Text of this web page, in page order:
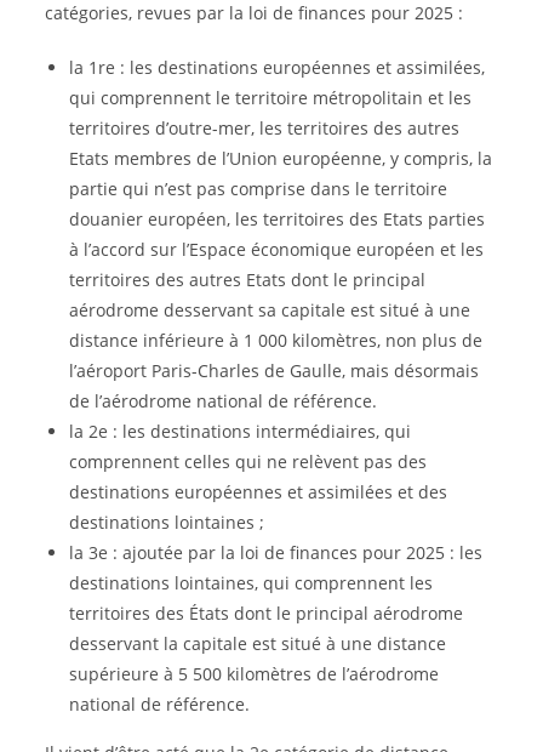
catégories, revues par la loi de finances pour 2025 :
la 1re : les destinations européennes et assimilées,
qui comprennent le territoire métropolitain et les
territoires d’outre-mer, les territoires des autres
Etats membres de l’Union européenne, y compris, la
partie qui n’est pas comprise dans le territoire
douanier européen, les territoires des Etats parties
à l’accord sur l’Espace économique européen et les
territoires des autres Etats dont le principal
aérodrome desservant sa capitale est situé à une
distance inférieure à 1 000 kilomètres, non plus de
l’aéroport Paris-Charles de Gaulle, mais désormais
de l’aérodrome national de référence.
la 2e : les destinations intermédiaires, qui
comprennent celles qui ne relèvent pas des
destinations européennes et assimilées et des
destinations lointaines ;
la 3e : ajoutée par la loi de finances pour 2025 : les
destinations lointaines, qui comprennent les
territoires des États dont le principal aérodrome
desservant la capitale est situé à une distance
supérieure à 5 500 kilomètres de l’aérodrome
national de référence.